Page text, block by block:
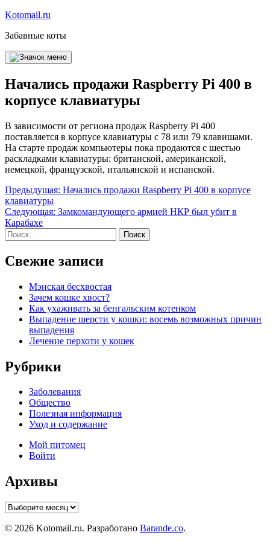
Перейти
содержимому
Kotomail.ru
Забавные коты
Начались продажи Raspberry Pi 400 в
корпусе клавиатуры
В зависимости от региона продаж Raspberry Pi 400
поставляется в корпусе клавиатуры с 78 или 79 клавишами.
На старте продаж компьютеры пока продаются с шестью
раскладками клавиатуры: британской, американской,
немецкой, французской, итальянской и испанской.
Навигация
по
записям
Предыдущая: Начались продажи Raspberry Pi 400 в корпусе
клавиатуры
Следующая: Замкомандующего армией НКР был убит в
Карабахе
Найти:
Свежие записи
Мэнская бесхвостая
Зачем кошке хвост?
Как ухаживать за бенгальским котенком
Выпадение шерсти у кошки: восемь возможных причин
выпадения
Лечение перхоти у кошек
Рубрики
Заболевания
Общество
Полезная информация
Уход и содержание
Мой питомец
Войти
Архивы
Архивы
© 2026 Kotomail.ru. Разработано Barande.co.